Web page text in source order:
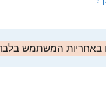
באחריות המשתמש